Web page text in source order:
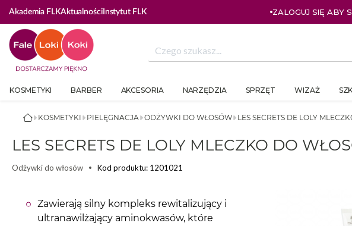
Akademia FLKAktualnościInstytut FLK ZALOGUJ SIĘ ABY
KOSMETYKI BARBER AKCESORIA NARZĘDZIA SPRZĘT WIZAŻ
LES SECRETS DE LOLY
ODŻYWKI DO WŁOSÓW
PIELĘGNACJA
KOSMETYKI
LES SECRETS DE LOLY MLECZKO DO
Odżywki do włosów Kod produktu: 1201021
Zawierają silny kompleks rewitalizujący i
ultranawilżający aminokwasów, które